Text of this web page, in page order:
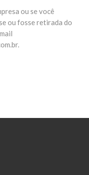
ou se você
ou fosse retirada do